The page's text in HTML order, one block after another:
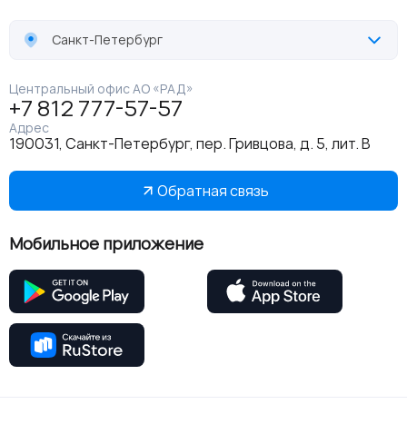
Санкт-Петербург
Центральный офис АО «РАД»
+7 812 777-57-57
Адрес
190031, Санкт-Петербург, пер. Гривцова, д. 5, лит. В
Обратная связь
Мобильное приложение